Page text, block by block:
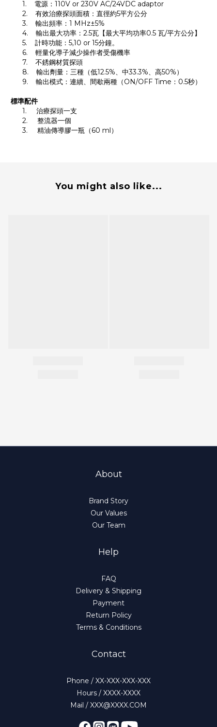
1.
電源： 110V or 230V AC/24VDC adaptor
2.
有效治療探頭面積：直徑約5平方公分
3.
輸出頻率： 1 MHz±5%
4.
輸出最大功率： 2.5瓦【最大平均功率0.5 瓦/平方公分】
5.
計時功能： 5,10 or 15分鐘。
6.
輕量化導子減少操作者受傷機率
7.
不銹鋼材質探頭
8.
輸出劑量：三種（低12.5%、中33.3%、高50%）
9.
輸出模式：連續、間歇兩種（ON/OFF Time ： 0.5秒）
標準配件
1.
治療探頭一支
2.
整流器一個
3.
精油傳導膠一瓶（60 ml ）
You might also like...
About
Brand Story
Our Values
Our Team
Help
FAQ
Delivery & Shipping
Payment
Return Policy
Terms & Conditions
Contact
Phone / XX-XXX-XXX-XXX
Hours / XXXX-XXXX
Mail / XXX@XXXX.COM